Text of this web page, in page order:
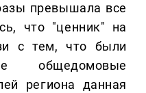
превышала все
что "ценник" на
с тем, что были
общедомовые
региона данная